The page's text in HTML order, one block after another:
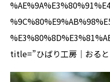
title=”ひばり工房｜おる